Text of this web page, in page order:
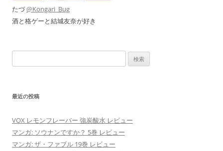
たづ@Kongari_Bug
酒と格ゲーと結城友奈が好き
索:
最近の投稿
VOX レモンフレーバー 強炭酸水 レビュー
マンガ: ソウナンですか？ 5巻 レビュー
マンガ: ザ・ファブル 19巻 レビュー